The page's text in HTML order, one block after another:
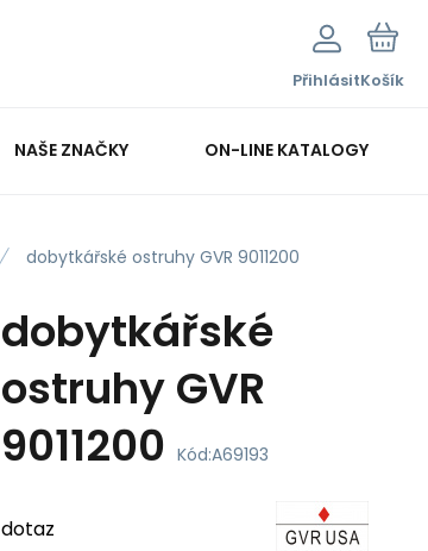
PřihlásitKošík
NAŠE ZNAČKY ON-LINE KATALOGY
dobytkářské ostruhy GVR 9011200
dobytkářské
ostruhy GVR
9011200 Kód:A69193
dotaz